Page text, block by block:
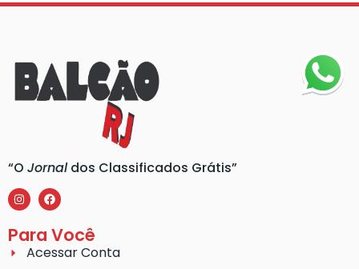
“O Jornaldos Classificados Grátis”
Para Você
Acessar Conta